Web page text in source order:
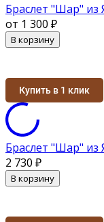
Браслет "Шар" из
от 1 300 ₽
В корзину
Купить в 1 клик
Браслет "Шар" из
2 730 ₽
В корзину